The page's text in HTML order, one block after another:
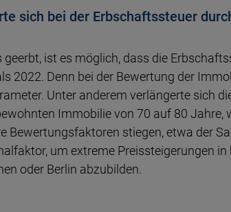
sich bei der Erbschaftssteuer
geerbt, ist es möglich, dass die
2022. Denn bei der Be­wer­tung der
Unter an­de­rem ver­längerte sich
Immo­bilie von 70 auf 80 Jah­re,
Be­wer­tungs­fak­toren stiegen, etwa der
um ex­treme Preis­stei­ge­rungen
oder Berlin abzubilden.